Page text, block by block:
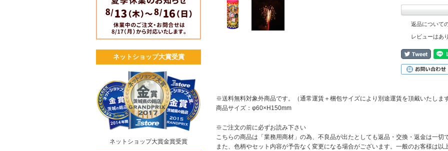
返品について
レビューはあ
※送料無料対象外商品です。（通常運賃＋梱包サイズにより別途運賃を頂戴いたしま
商品サイズ：φ60×H150mm
※ご注文の前に必ずお読み下さい
こちらの商品は「業務用商材」の為、不良品が出たとしても返品・交換・返金は一切
また、色柄やセット内容が予告なく変更になる場合がございます。一般のお客様は
ネットショップ大賞受賞
ネットショップ大賞金賞受賞